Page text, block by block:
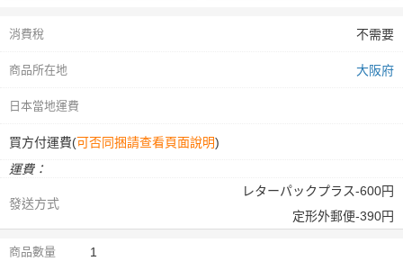
消費稅 不需要
商品所在地 大阪府
日本當地運費
買方付運費(可否同捆請查看頁面說明)
運費：
發送方式
レターパックプラス-600円
定形外郵便-390円
商品數量 1